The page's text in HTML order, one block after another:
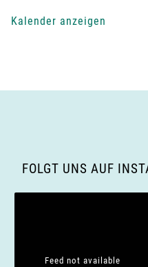
-
a
Kalender anzeigen
FOLGT UNS AUF
Feed not available